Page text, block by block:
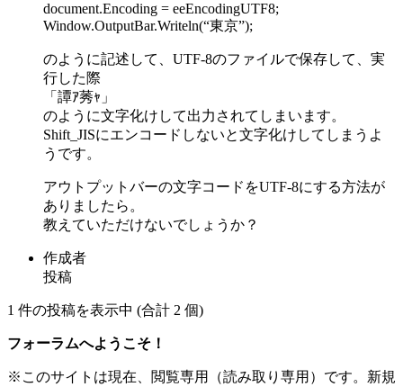
document.Encoding = eeEncodingUTF8;
Window.OutputBar.Writeln(“東京”);
のように記述して、UTF-8のファイルで保存して、実
行した際
「譚ｱ莠ｬ」
のように文字化けして出力されてしまいます。
Shift_JISにエンコードしないと文字化けしてしまうよ
うです。
アウトプットバーの文字コードをUTF-8にする方法が
ありましたら。
教えていただけないでしょうか？
作成者
投稿
1 件の投稿を表示中 (合計 2 個)
フォーラムへようこそ！
※このサイトは現在、閲覧専用（読み取り専用）です。新規